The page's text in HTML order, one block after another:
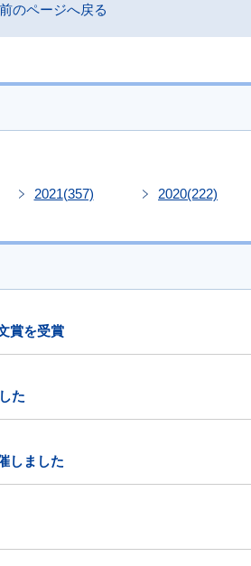
前のページへ戻る
2021(357) 2020(222)
賞を受賞
た
しました